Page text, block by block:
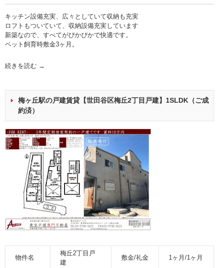
キッチン設備充実、広々としていて収納も充実
ロフトもついていて、収納設備充実しています
新築なので、すべてがぴかぴかで快適です。
ペット飼育時敷金3ヶ月。
続きを読む →
梅ヶ丘駅の戸建賃貸【世田谷区梅丘2丁目戸建】1SLDK（ご成
約済）
物件名
梅丘2丁目戸
建
敷金/礼金 1ヶ月/1ヶ月